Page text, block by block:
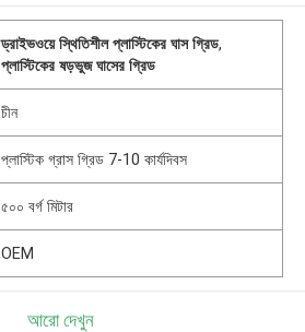
ড্রাইভওয়ে স্থিতিশীল প্লাস্টিকের ঘাস গ্রিড,
প্লাস্টিকের ষড়ভুজ ঘাসের গ্রিড
চীন
প্লাস্টিক গ্রাস গ্রিড 7-10 কার্যদিবস
৫০০ বর্গ মিটার
OEM
আরো দেখুন